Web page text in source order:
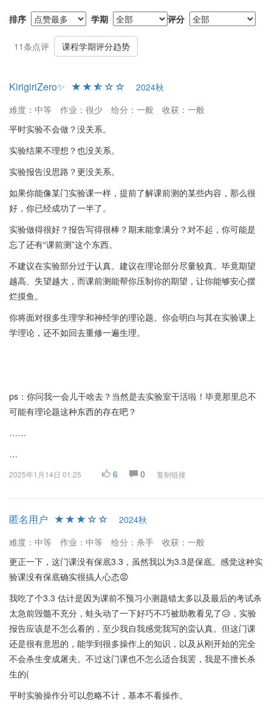
排序 学期 评分
11条点评 课程学期评分趋势
KirigiriZero✨
2024秋
难度：中等
作业：很少 给分：一般
收获：一般
平时实验不会做？没关系。
实验结果不理想？也没关系。
实验报告没思路？更没关系。
如果你能像某门实验课一样，提前了解课前测的某些内容，那么很
好，你已经成功了一半了。
实验做得很好？报告写得很棒？期末能拿满分？对不起，你可能是
忘了还有“课前测”这个东西。
不建议在实验部分过于认真。建议在理论部分尽量较真。毕竟期望
越高、失望越大，而课前测能帮你压制你的期望，让你能够安心摆
烂摸鱼。
你将面对很多生理学和神经学的理论题。你会明白与其在实验课上
学理论，还不如回去重修一遍生理。
ps：你问我一会儿干啥去？当然是去实验室干活啦！毕竟那里总不
可能有理论题这种东西的存在吧？
……
…
2025年1月14日 01:25 6 0 复制链接
匿名用户
2024秋
难度：中等
作业：中等 给分：杀手
收获：一般
更正一下，这门课没有保底3.3，虽然我以为3.3是保底。感觉这种实
验课没有保底确实很搞人心态😡
我吃了个3.3 估计是因为课前不预习小测题错太多以及最后的考试杀
太急前毁髓不充分，蛙头动了一下好巧不巧被助教看见了😥，实验
报告应该是不怎么看的，至少我自我感觉我写的蛮认真。但这门课
还是很有意思的，能学到很多操作上的知识，以及从刚开始的完全
不会杀生变成屠夫。不过这门课也不怎么适合我罢，我是不擅长杀
生的(
平时实验操作分可以忽略不计，基本不看操作。